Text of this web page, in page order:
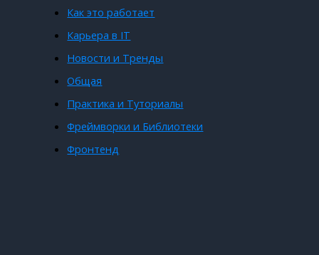
Как это работает
Карьера в IT
Новости и Тренды
Общая
Практика и Туториалы
Фреймворки и Библиотеки
Фронтенд